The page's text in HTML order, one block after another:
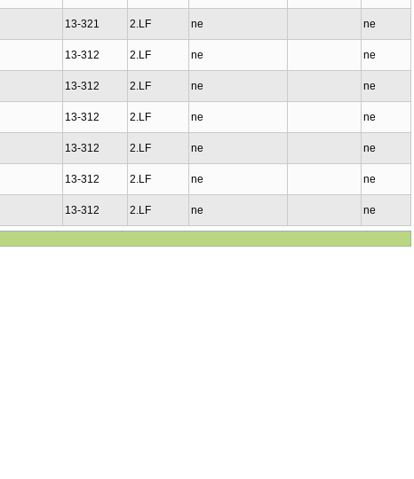
13-321 2.LF ne ne
13-312 2.LF ne ne
13-312 2.LF ne ne
13-312 2.LF ne ne
13-312 2.LF ne ne
13-312 2.LF ne ne
13-312 2.LF ne ne